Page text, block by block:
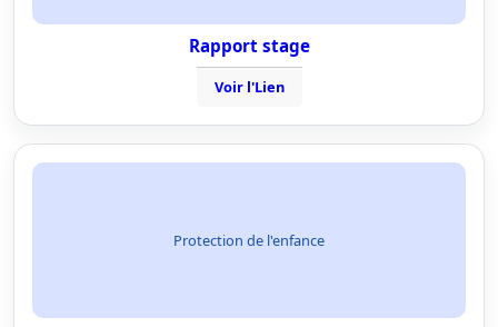
Rapport stage
Voir l'Lien
Protection de l'enfance